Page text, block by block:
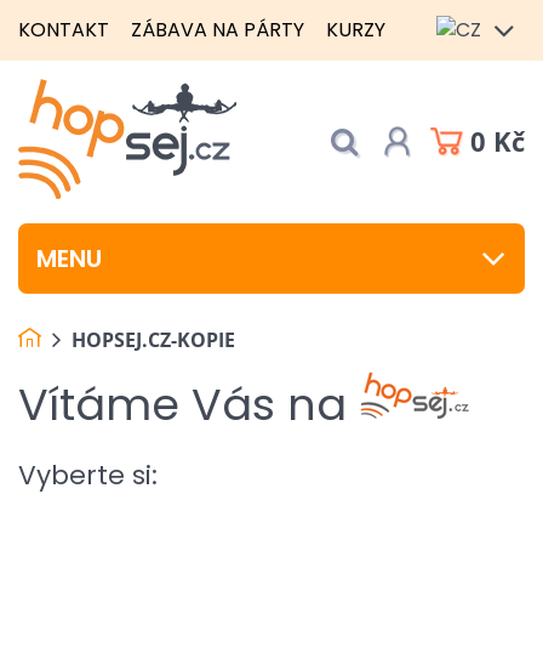
KONTAKT ZÁBAVA NA PÁRTY KURZY
0 Kč
MENU
HOPSEJ.CZ-KOPIE
Vítáme Vás na
Vyberte si: